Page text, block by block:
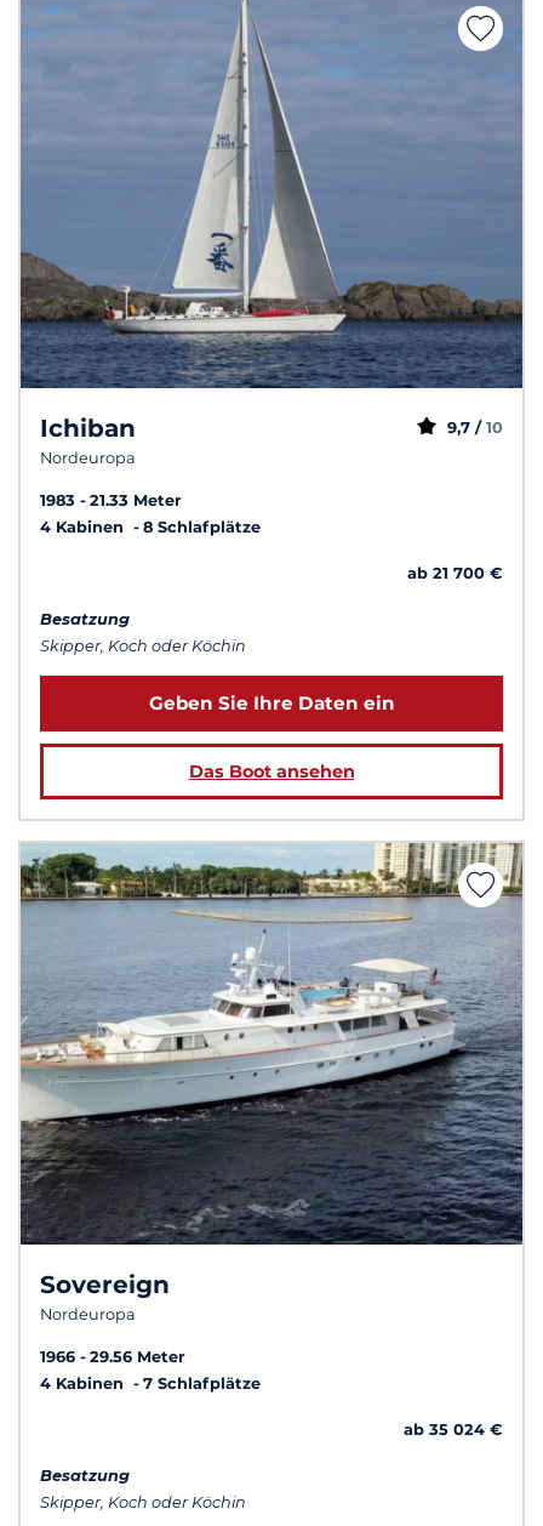
Ichiban
Nordeuropa
9,7 / 10
1983
21.33 Meter
4 Kabinen
8 Schlafplätze
ab 21 700 €
Besatzung
Skipper, Koch oder Köchin
Geben Sie Ihre Daten ein
Das Boot ansehen
Sovereign
Nordeuropa
1966
29.56 Meter
4 Kabinen
7 Schlafplätze
ab 35 024 €
Besatzung
Skipper, Koch oder Köchin